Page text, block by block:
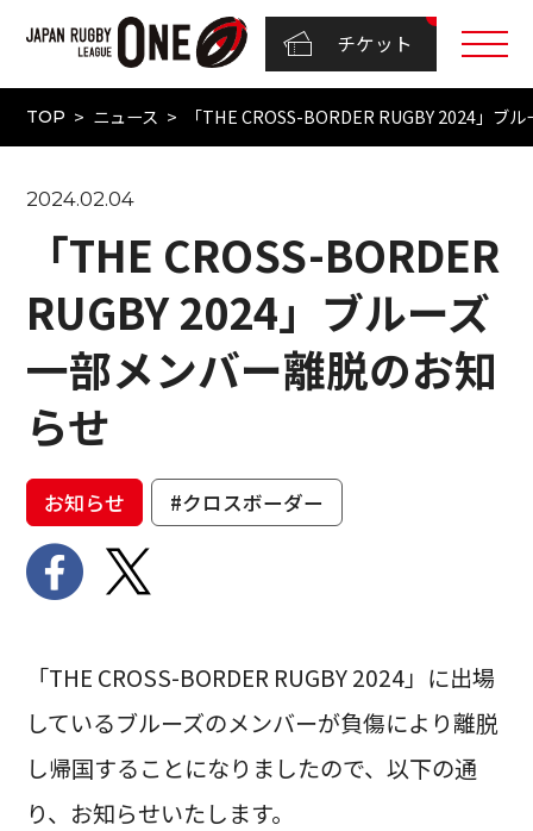
チケット
TOP ニュース 「THE CROSS-BORDER RUGBY 2024」ブ
2024.02.04
「THE CROSS-BORDER
RUGBY 2024」ブルーズ
一部メンバー離脱のお知
らせ
お知らせ #クロスボーダー
「THE CROSS-BORDER RUGBY 2024」に出場
しているブルーズのメンバーが負傷により離脱
し帰国することになりましたので、以下の通
り、お知らせいたします。